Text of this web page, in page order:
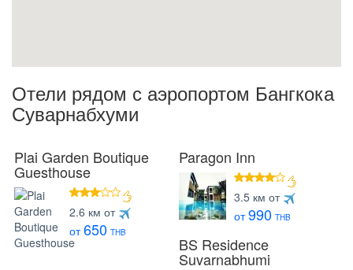
Отели рядом с аэропортом Бангкока
Суварнабхуми
Plai Garden Boutique
Guesthouse
3 звезды
2.6 км от
от650 THB
Paragon Inn
4 звезды
3.5 км от
от990 THB
BS Residence
Suvarnabhumi